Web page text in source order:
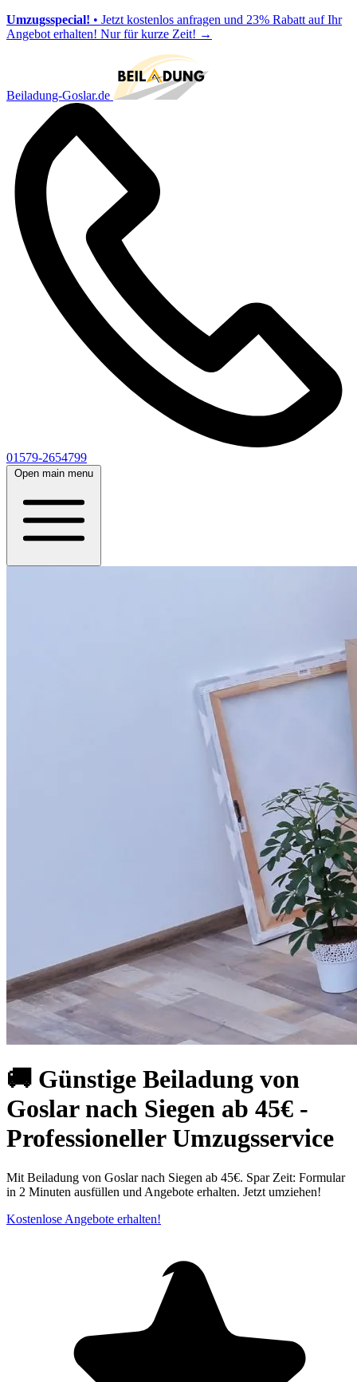
Umzugsspecial! • Jetzt kostenlos anfragen und 23% Rabatt auf Ihr
Angebot erhalten! Nur für kurze Zeit! →
Beiladung-Goslar.de
01579-2654799
Open main menu
🚚 Günstige Beiladung von
Goslar nach Siegen ab 45€ -
Professioneller Umzugsservice
Mit Beiladung von Goslar nach Siegen ab 45€. Spar Zeit: Formular
in 2 Minuten ausfüllen und Angebote erhalten. Jetzt umziehen!
Kostenlose Angebote erhalten!